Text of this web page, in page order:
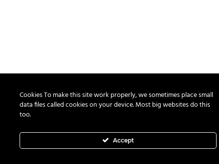
Cookies To make this site work properly, we sometimes place small
data files called cookies on your device. Most big websites do this
too.
Accept